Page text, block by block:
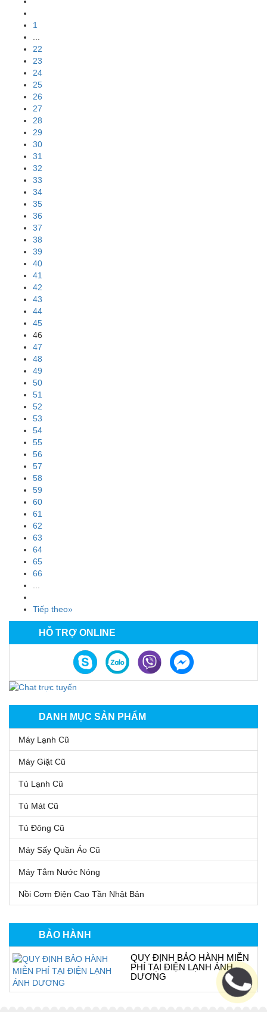
HỖ TRỢ ONLINE
DANH MỤC SẢN PHẨM
Máy Lạnh Cũ
Máy Giặt Cũ
Tủ Lạnh Cũ
Tủ Mát Cũ
Tủ Đông Cũ
Máy Sấy Quần Áo Cũ
Máy Tắm Nước Nóng
Nồi Cơm Điện Cao Tần Nhật Bản
BẢO HÀNH
QUY ĐỊNH BẢO HÀNH MIỄN
PHÍ TẠI ĐIỆN LẠNH ÁNH
DƯƠNG
1
22
23
24
25
26
27
28
29
30
31
32
33
34
35
36
37
38
39
40
41
42
43
44
45
46
47
48
49
50
51
52
53
54
55
56
57
58
59
60
61
62
63
64
65
66
Tiếp theo»